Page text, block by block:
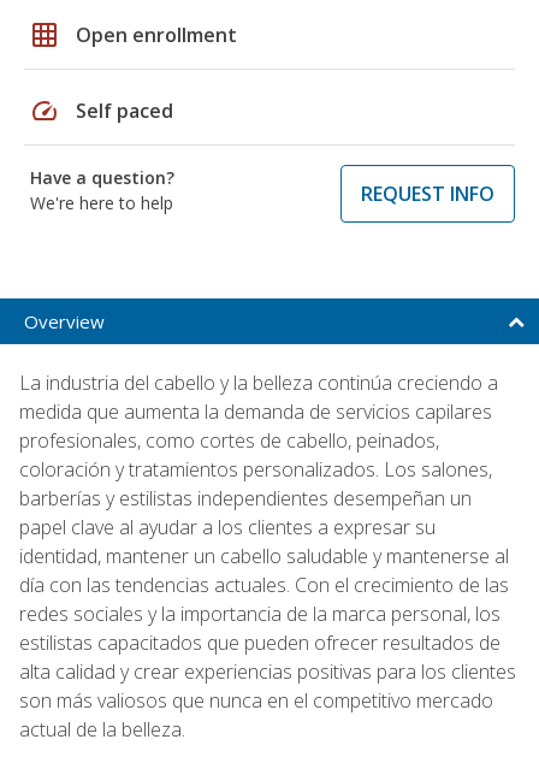
grid_on Open enrollment
speed Self paced
Have a question?
We're here to help
REQUEST INFO
Overview
La industria del cabello y la belleza continúa creciendo a
medida que aumenta la demanda de servicios capilares
profesionales, como cortes de cabello, peinados,
coloración y tratamientos personalizados. Los salones,
barberías y estilistas independientes desempeñan un
papel clave al ayudar a los clientes a expresar su
identidad, mantener un cabello saludable y mantenerse al
día con las tendencias actuales. Con el crecimiento de las
redes sociales y la importancia de la marca personal, los
estilistas capacitados que pueden ofrecer resultados de
alta calidad y crear experiencias positivas para los clientes
son más valiosos que nunca en el competitivo mercado
actual de la belleza.